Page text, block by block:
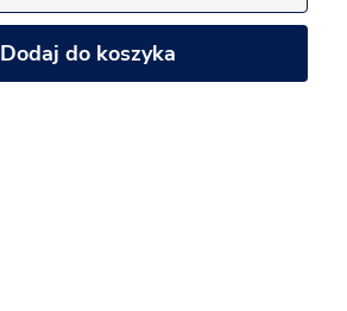
Dodaj do koszyka